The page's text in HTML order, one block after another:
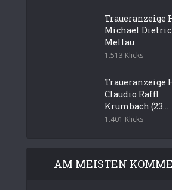
Traueranzeige
Michael
Mellau
1.513 Klicks
Traueranzeige
Claudio Raffl
Krumbach (23...
1.401 Klicks
AM MEISTEN